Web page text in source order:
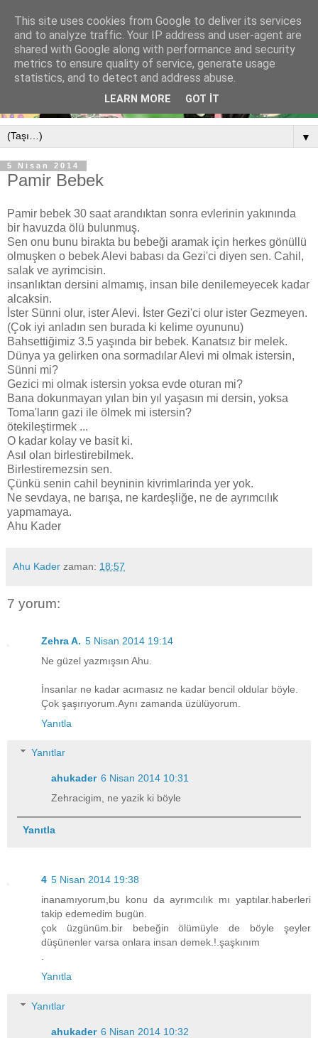
▼
5 Nisan 2014
Pamir Bebek
Pamir bebek 30 saat arandıktan sonra evlerinin yakınında
bir havuzda ölü bulunmuş.
Sen onu bunu birakta bu bebeği aramak için herkes gönüllü
olmuşken o bebek Alevi babası da Gezi'ci diyen sen. Cahil,
salak ve ayrimcisin.
insanlıktan dersini almamış, insan bile denilemeyecek kadar
alcaksin.
İster Sünni olur, ister Alevi. İster Gezi'ci olur ister Gezmeyen.
(Çok iyi anladın sen burada ki kelime oyununu)
Bahsettiğimiz 3.5 yaşında bir bebek. Kanatsız bir melek.
Dünya ya gelirken ona sormadılar Alevi mi olmak istersin,
Sünni mi?
Gezici mi olmak istersin yoksa evde oturan mi?
Bana dokunmayan yılan bin yıl yaşasın mi dersin, yoksa
Toma'ların gazi ile ölmek mi istersin?
ötekileştirmek ...
O kadar kolay ve basit ki.
Asıl olan birlestirebilmek.
Birlestiremezsin sen.
Çünkü senin cahil beyninin kivrimlarinda yer yok.
Ne sevdaya, ne barışa, ne kardeşliğe, ne de ayrımcılık
yapmamaya.
Ahu Kader
Ahu Kader zaman: 18:57
7 yorum:
Zehra A. 5 Nisan 2014 19:14
Ne güzel yazmışsın Ahu.
İnsanlar ne kadar acımasız ne kadar bencil oldular böyle.
Çok şaşırıyorum.Aynı zamanda üzülüyorum.
Yanıtla
Yanıtlar
ahukader 6 Nisan 2014 10:31
Zehracigim, ne yazik ki böyle
Yanıtla
4 5 Nisan 2014 19:38
inanamıyorum,bu konu da ayrımcılık mı yaptılar.haberleri
takip edemedim bugün.
çok üzgünüm.bir bebeğin ölümüyle de böyle şeyler
düşünenler varsa onlara insan demek.!.şaşkınım
.
Yanıtla
Yanıtlar
ahukader 6 Nisan 2014 10:32
This site uses cookies from Google to deliver its services
and to analyze traffic. Your IP address and user-agent are
shared with Google along with performance and security
metrics to ensure quality of service, generate usage
statistics, and to detect and address abuse.
LEARN MORE GOT IT